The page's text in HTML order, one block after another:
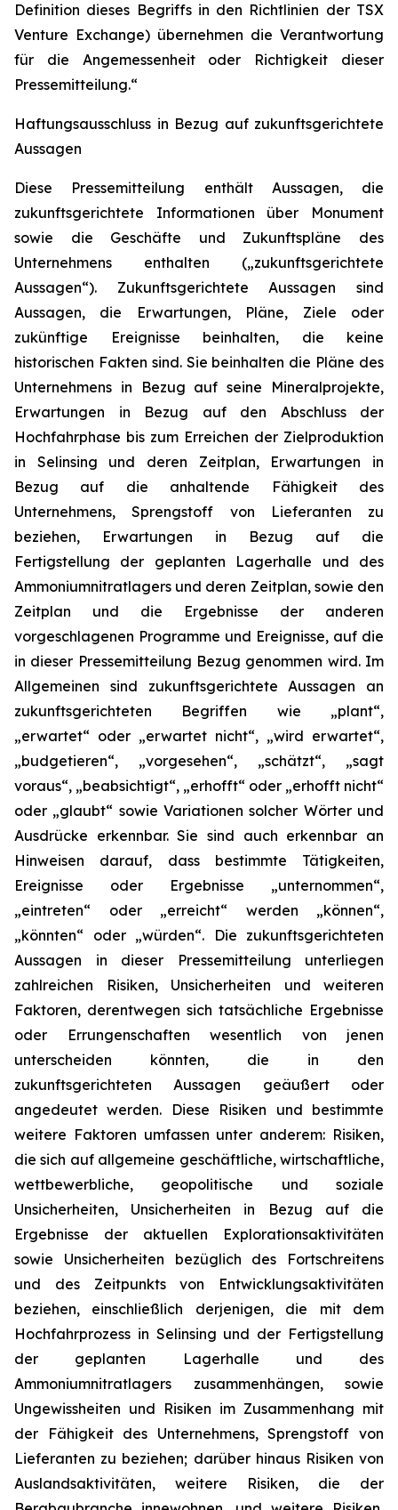
Definition dieses Begriffs in den Richtlinien der TSX
Venture Exchange) übernehmen die Verantwortung
für die Angemessenheit oder Richtigkeit dieser
Pressemitteilung.“
Haftungsausschluss in Bezug auf zukunftsgerichtete
Aussagen
Diese Pressemitteilung enthält Aussagen, die
zukunftsgerichtete Informationen über Monument
sowie die Geschäfte und Zukunftspläne des
Unternehmens enthalten („zukunftsgerichtete
Aussagen“). Zukunftsgerichtete Aussagen sind
Aussagen, die Erwartungen, Pläne, Ziele oder
zukünftige Ereignisse beinhalten, die keine
historischen Fakten sind. Sie beinhalten die Pläne des
Unternehmens in Bezug auf seine Mineralprojekte,
Erwartungen in Bezug auf den Abschluss der
Hochfahrphase bis zum Erreichen der Zielproduktion
in Selinsing und deren Zeitplan, Erwartungen in
Bezug auf die anhaltende Fähigkeit des
Unternehmens, Sprengstoff von Lieferanten zu
beziehen, Erwartungen in Bezug auf die
Fertigstellung der geplanten Lagerhalle und des
Ammoniumnitratlagers und deren Zeitplan, sowie den
Zeitplan und die Ergebnisse der anderen
vorgeschlagenen Programme und Ereignisse, auf die
in dieser Pressemitteilung Bezug genommen wird. Im
Allgemeinen sind zukunftsgerichtete Aussagen an
zukunftsgerichteten Begriffen wie „plant“,
„erwartet“ oder „erwartet nicht“, „wird erwartet“,
„budgetieren“, „vorgesehen“, „schätzt“, „sagt
voraus“, „beabsichtigt“, „erhofft“ oder „erhofft nicht“
oder „glaubt“ sowie Variationen solcher Wörter und
Ausdrücke erkennbar. Sie sind auch erkennbar an
Hinweisen darauf, dass bestimmte Tätigkeiten,
Ereignisse oder Ergebnisse „unternommen“,
„eintreten“ oder „erreicht“ werden „können“,
„könnten“ oder „würden“. Die zukunftsgerichteten
Aussagen in dieser Pressemitteilung unterliegen
zahlreichen Risiken, Unsicherheiten und weiteren
Faktoren, derentwegen sich tatsächliche Ergebnisse
oder Errungenschaften wesentlich von jenen
unterscheiden könnten, die in den
zukunftsgerichteten Aussagen geäußert oder
angedeutet werden. Diese Risiken und bestimmte
weitere Faktoren umfassen unter anderem: Risiken,
die sich auf allgemeine geschäftliche, wirtschaftliche,
wettbewerbliche, geopolitische und soziale
Unsicherheiten, Unsicherheiten in Bezug auf die
Ergebnisse der aktuellen Explorationsaktivitäten
sowie Unsicherheiten bezüglich des Fortschreitens
und des Zeitpunkts von Entwicklungsaktivitäten
beziehen, einschließlich derjenigen, die mit dem
Hochfahrprozess in Selinsing und der Fertigstellung
der geplanten Lagerhalle und des
Ammoniumnitratlagers zusammenhängen, sowie
Ungewissheiten und Risiken im Zusammenhang mit
der Fähigkeit des Unternehmens, Sprengstoff von
Lieferanten zu beziehen; darüber hinaus Risiken von
Auslandsaktivitäten, weitere Risiken, die der